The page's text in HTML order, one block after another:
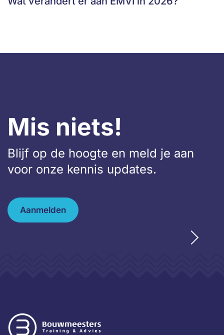
Mis niets!
Blijf op de hoogte en meld je aan
voor onze kennis updates.
Aanmelden